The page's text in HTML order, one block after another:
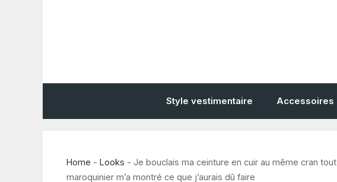
Style vestimentaire Accessoires
Home - Looks - Je bouclais ma ceinture en cuir au même cran
maroquinier m’a montré ce que j’aurais dû faire